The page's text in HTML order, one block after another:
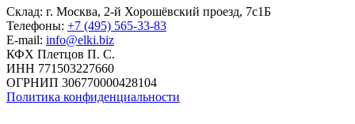
Склад: г. Москва, 2-й Хорошёвский проезд, 7с1Б
Телефоны: +7 (495) 565-33-83
E-mail: info@elki.biz
КФХ Плетцов П. С.
ИНН 771503227660
ОГРНИП 306770000428104
Политика конфиденциальности